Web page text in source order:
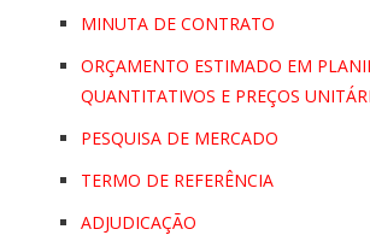
MINUTA DE CONTRATO
ORÇAMENTO ESTIMADO EM
QUANTITATIVOS E PREÇOS
PESQUISA DE MERCADO
TERMO DE REFERÊNCIA
ADJUDICAÇÃO